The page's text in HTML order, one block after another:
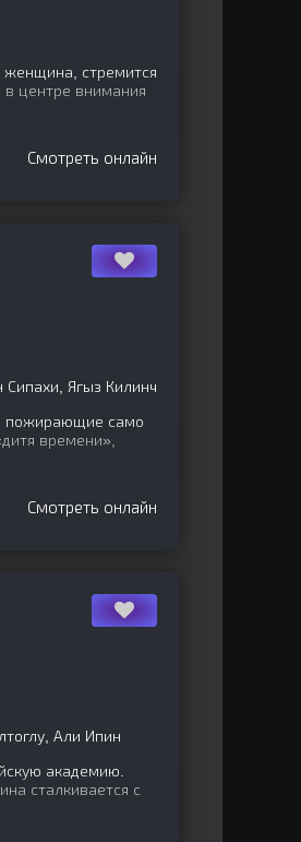
женщина, стремится
центре внимания
Смотреть онлайн
Ягыз Килинч
пожирающие само
времени»,
Смотреть онлайн
Али Ипин
академию.
сталкивается с